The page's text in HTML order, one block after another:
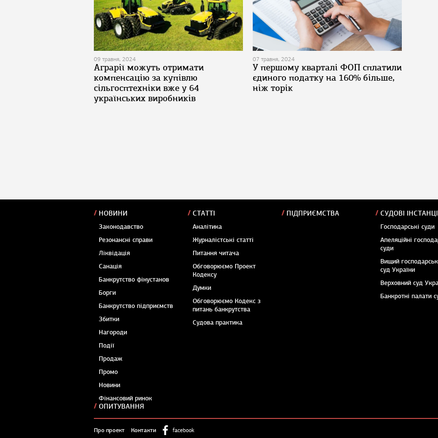
09 травня, 2024
Аграрії можуть отримати
компенсацію за купівлю
сільгосптехніки вже у 64
українських виробників
07 травня, 2024
У першому кварталі ФОП сплатили
єдиного податку на 160% більше,
ніж торік
НОВИНИ
Законодавство
Резонансні справи
Ліквідація
Санація
Банкрутство фінустанов
Борги
Банкрутство підприємств
Збитки
Нагороди
Події
Продаж
Промо
Новини
Фінансовий ринок
СТАТТІ
Аналітика
Журналістські статті
Питання читача
Обговорюємо Проект
Кодексу
Думки
Обговорюємо Кодекс з
питань банкрутства
Судова практика
ПІДПРИЄМСТВА СУДОВІ
Господарські суди
Апеляційні
суди
Вищий
суд України
Верховний суд
Банкротні палати
ОПИТУВАННЯ
Про проект Контакти facebook